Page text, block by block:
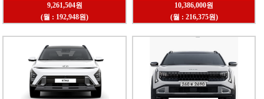
9,261,504원
(월 : 192,948원)
10,386,000원
(월 : 216,375원)